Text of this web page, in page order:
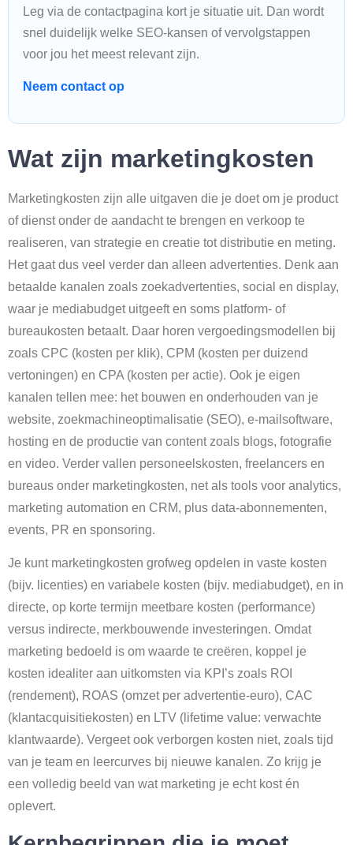
Leg via de contactpagina kort je situatie uit. Dan wordt
snel duidelijk welke SEO-kansen of vervolgstappen
voor jou het meest relevant zijn.
Neem contact op
Wat zijn marketingkosten
Marketingkosten zijn alle uitgaven die je doet om je product
of dienst onder de aandacht te brengen en verkoop te
realiseren, van strategie en creatie tot distributie en meting.
Het gaat dus veel verder dan alleen advertenties. Denk aan
betaalde kanalen zoals zoekadvertenties, social en display,
waar je mediabudget uitgeeft en soms platform- of
bureaukosten betaalt. Daar horen vergoedingsmodellen bij
zoals CPC (kosten per klik), CPM (kosten per duizend
vertoningen) en CPA (kosten per actie). Ook je eigen
kanalen tellen mee: het bouwen en onderhouden van je
website, zoekmachineoptimalisatie (SEO), e-mailsoftware,
hosting en de productie van content zoals blogs, fotografie
en video. Verder vallen personeelskosten, freelancers en
bureaus onder marketingkosten, net als tools voor analytics,
marketing automation en CRM, plus data-abonnementen,
events, PR en sponsoring.
Je kunt marketingkosten grofweg opdelen in vaste kosten
(bijv. licenties) en variabele kosten (bijv. mediabudget), en in
directe, op korte termijn meetbare kosten (performance)
versus indirecte, merkbouwende investeringen. Omdat
marketing bedoeld is om waarde te creëren, koppel je
kosten idealiter aan uitkomsten via KPI’s zoals ROI
(rendement), ROAS (omzet per advertentie-euro), CAC
(klantacquisitiekosten) en LTV (lifetime value: verwachte
klantwaarde). Vergeet ook verborgen kosten niet, zoals tijd
van je team en leercurves bij nieuwe kanalen. Zo krijg je
een volledig beeld van wat marketing je echt kost én
oplevert.